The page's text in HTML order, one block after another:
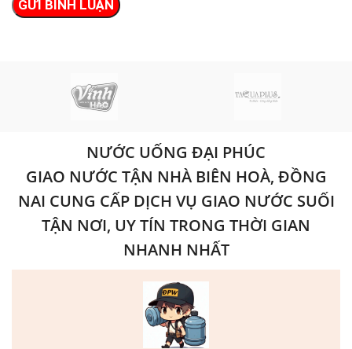
NƯỚC UỐNG ĐẠI PHÚC
GIAO NƯỚC TẬN NHÀ BIÊN HOÀ, ĐỒNG
NAI CUNG CẤP DỊCH VỤ GIAO NƯỚC SUỐI
TẬN NƠI, UY TÍN TRONG THỜI GIAN
NHANH NHẤT